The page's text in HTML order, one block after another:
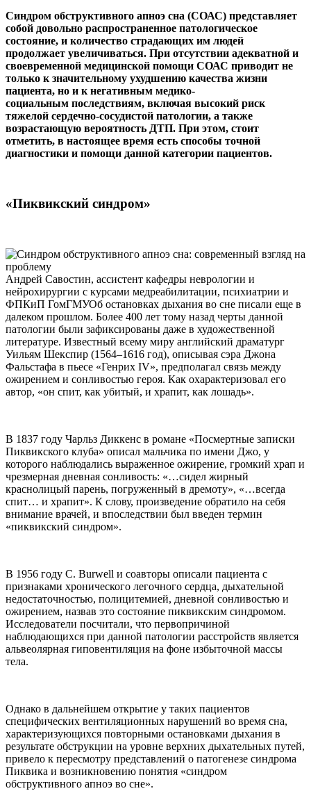
Синдром обструктивного апноэ сна (СОАС) представляет
собой довольно распространенное патологическое
состояние, и количество страдающих им людей
продолжает увеличиваться. При отсутствии адекватной и
своевременной медицинской помощи СОАС приводит не
только к значительному ухудшению качества жизни
пациента, но и к негативным медико-
социальным последствиям, включая высокий риск
тяжелой сердечно-сосудистой патологии, а также
возрастающую вероятность ДТП. При этом, стоит
отметить, в настоящее время есть способы точной
диагностики и помощи данной категории пациентов.
«Пиквикский синдром»
Андрей Савостин, ассистент кафедры неврологии и
нейрохирургии с курсами медреабилитации, психиатрии и
ФПКиП ГомГМУОб остановках дыхания во сне писали еще в
далеком прошлом. Более 400 лет тому назад черты данной
патологии были зафиксированы даже в художественной
литературе. Известный всему миру английский драматург
Уильям Шекспир (1564–1616 год), описывая сэра Джона
Фальстафа в пьесе «Генрих IV», предполагал связь между
ожирением и сонливостью героя. Как охарактеризовал его
автор, «он спит, как убитый, и храпит, как лошадь».
В 1837 году Чарльз Диккенс в романе «Посмертные записки
Пиквикского клуба» описал мальчика по имени Джо, у
которого наблюдались выраженное ожирение, громкий храп и
чрезмерная дневная сонливость: «…сидел жирный
краснолицый парень, погруженный в дремоту», «…всегда
спит… и храпит». К слову, произведение обратило на себя
внимание врачей, и впоследствии был введен термин
«пиквикский синдром».
В 1956 году C. Burwell и соавторы описали пациента с
признаками хронического легочного сердца, дыхательной
недостаточностью, полицитемией, дневной сонливостью и
ожирением, назвав это состояние пиквикским синдромом.
Исследователи посчитали, что первопричиной
наблюдающихся при данной патологии расстройств является
альвеолярная гиповентиляция на фоне избыточной массы
тела.
Однако в дальнейшем открытие у таких пациентов
специфических вентиляционных нарушений во время сна,
характеризующихся повторными остановками дыхания в
результате обструкции на уровне верхних дыхательных путей,
привело к пересмотру представлений о патогенезе синдрома
Пиквика и возникновению понятия «синдром
обструктивного апноэ во сне».